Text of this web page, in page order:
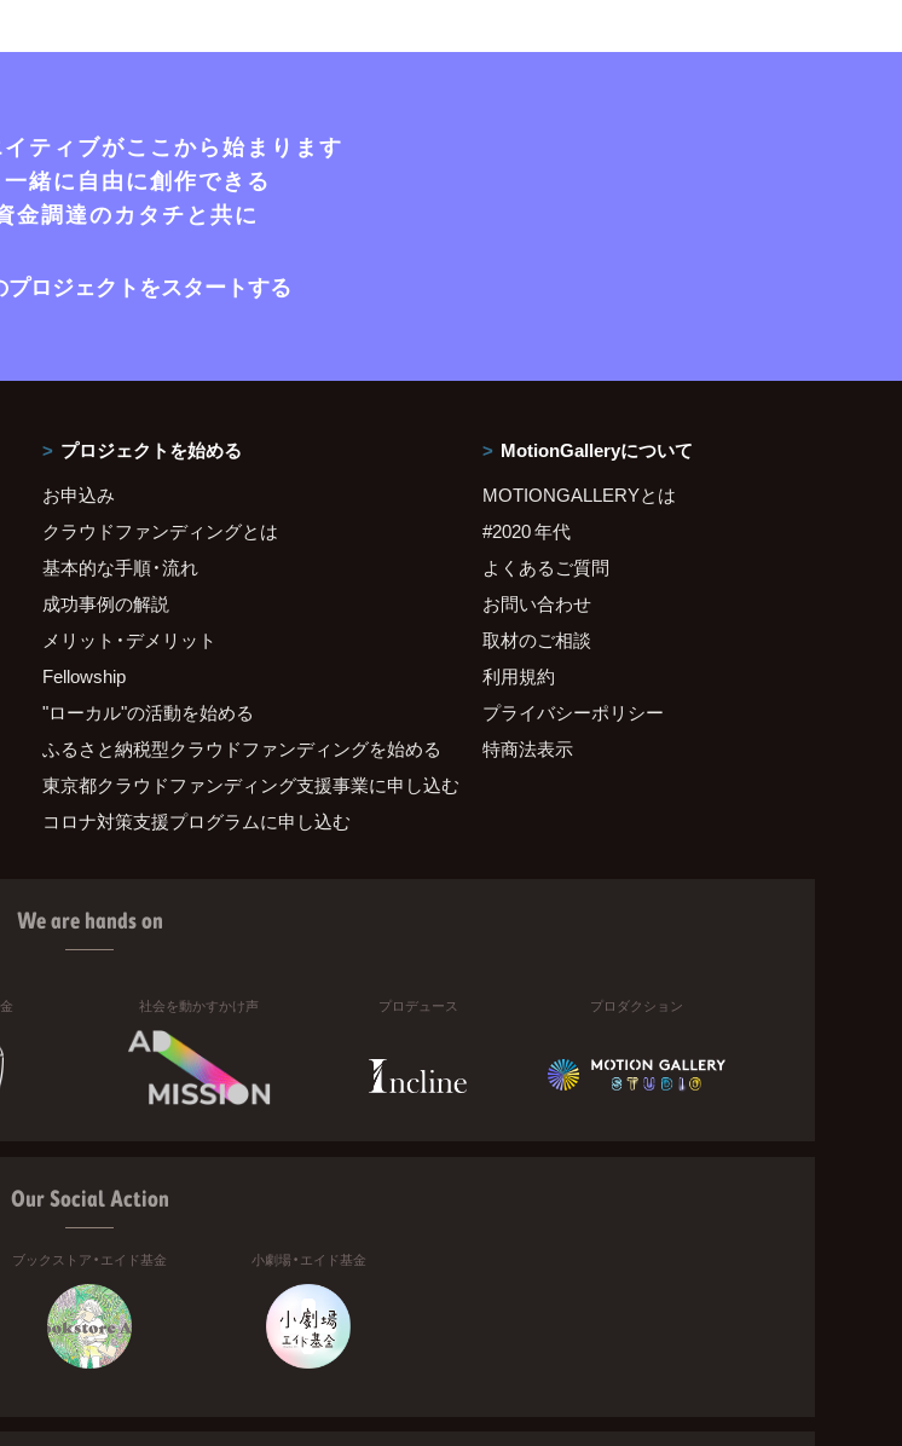
ティブがここから始まります
緒に自由に創作できる
金調達のカタチと共に
プロジェクトをスタートする
プロジェクトを始める
お申込み
クラウドファンディングとは
基本的な手順・流れ
成功事例の解説
メリット・デメリット
Fellowship
"ローカル"の活動を始める
ふるさと納税型クラウドファンディングを始める
東京都クラウドファンディング支援事業に申し込む
コロナ対策支援プログラムに申し込む
MotionGalleryについて
MOTIONGALLERYとは
#2020 年代
よくあるご質問
お問い合わせ
取材のご相談
利用規約
プライバシーポリシー
特商法表示
We are hands on
社会を動かすかけ声 プロデュース プロダクション
Our Social Action
ブックストア・エイド基金 小劇場・エイド基金